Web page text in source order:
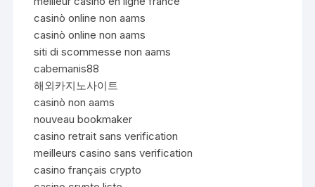
casinò online non aams
casinò online non aams
siti di scommesse non aams
cabemanis88
해외카지노사이트
casinò non aams
nouveau bookmaker
casino retrait sans verification
meilleurs casino sans verification
casino français crypto